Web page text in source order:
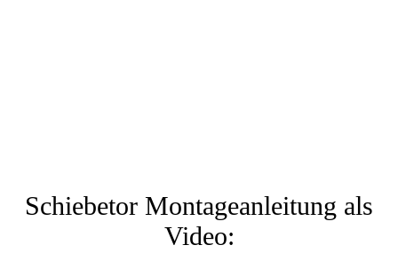
Schiebetor Montageanleitung als
Video: